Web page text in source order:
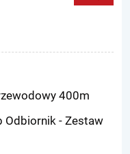
400m
Odbiornik - Zestaw